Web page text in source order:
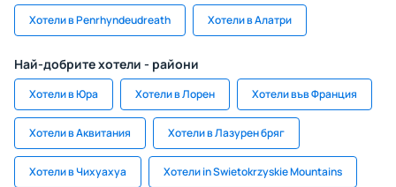
Хотели в Penrhyndeudreath Хотели в Алатри
Най-добрите хотели - райони
Хотели в Юра Хотели в Лорен Хотели във Франция
Хотели в Аквитания Хотели в Лазурен бряг
Хотели в Чихуахуа Хотели in Swietokrzyskie Mountains